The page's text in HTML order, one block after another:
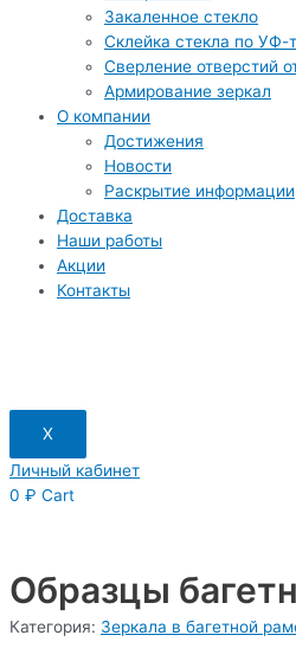
Закаленное стекло
Склейка стекла по УФ-
Сверление отверстий
Армирование зеркал
О компании
Достижения
Новости
Раскрытие информации
Доставка
Наши работы
Акции
Контакты
X
Личный кабинет
0 ₽ Cart
Образцы
Категория: Зеркала в багетной